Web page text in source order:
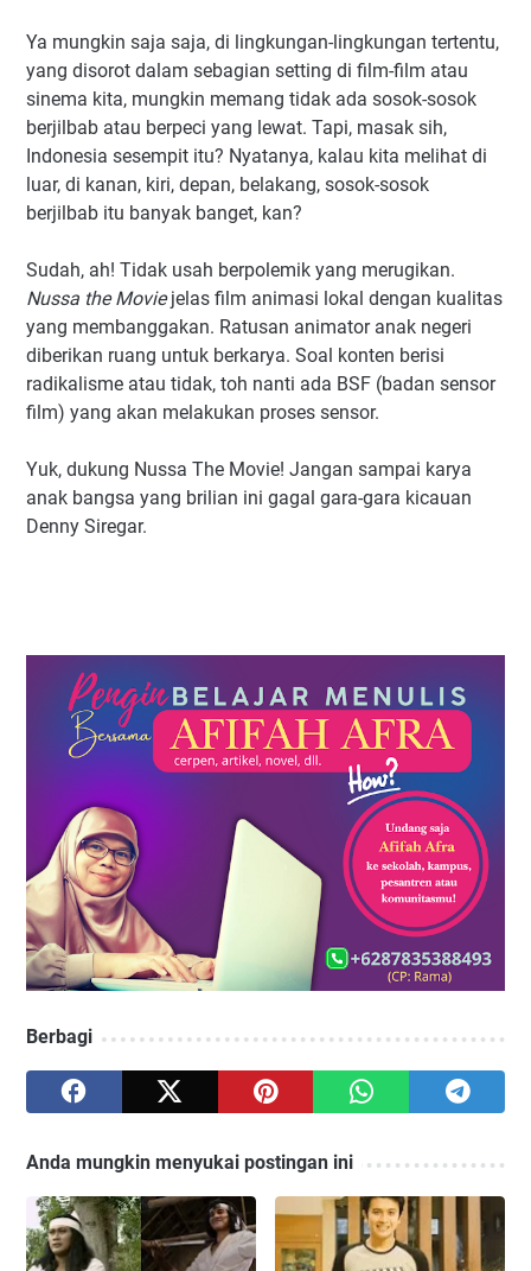
Ya mungkin saja saja, di lingkungan-lingkungan tertentu,
yang disorot dalam sebagian setting di film-film atau
sinema kita, mungkin memang tidak ada sosok-sosok
berjilbab atau berpeci yang lewat. Tapi, masak sih,
Indonesia sesempit itu? Nyatanya, kalau kita melihat di
luar, di kanan, kiri, depan, belakang, sosok-sosok
berjilbab itu banyak banget, kan?
Sudah, ah! Tidak usah berpolemik yang merugikan.
Nussa the Moviejelas film animasi lokal dengan kualitas
yang membanggakan. Ratusan animator anak negeri
diberikan ruang untuk berkarya. Soal konten berisi
radikalisme atau tidak, toh nanti ada BSF (badan sensor
film) yang akan melakukan proses sensor.
Yuk, dukung Nussa The Movie! Jangan sampai karya
anak bangsa yang brilian ini gagal gara-gara kicauan
Denny Siregar.
Berbagi
Anda mungkin menyukai postingan ini